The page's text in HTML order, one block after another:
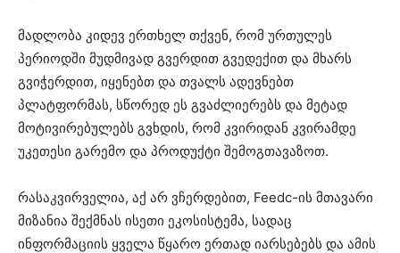
მადლობა კიდევ ერთხელ თქვენ, რომ ურთულეს
პერიოდში მუდმივად გვერდით გვედექით და მხარს
გვიჭერდით, იყენებთ და თვალს ადევნებთ
პლატფორმას, სწორედ ეს გვაძლიერებს და მეტად
მოტივირებულებს გვხდის, რომ კვირიდან კვირამდე
უკეთესი გარემო და პროდუქტი შემოგთავაზოთ.
რასაკვირველია, აქ არ ვჩერდებით, Feedc-ის მთავარი
მიზანია შექმნას ისეთი ეკოსისტემა, სადაც
ინფორმაციის ყველა წყარო ერთად იარსებებს და ამის